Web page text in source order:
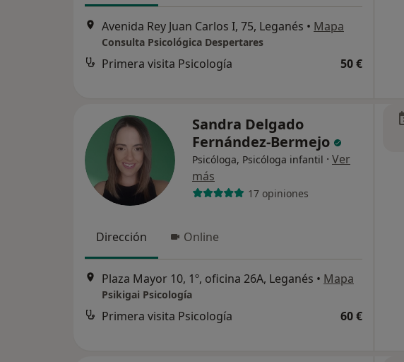
Avenida Rey Juan Carlos I, 75, Leganés • Mapa
Consulta Psicológica Despertares
Primera visita Psicología 50 €
Sandra Delgado
Fernández-Bermejo
Psicóloga, Psicóloga infantil · Ver
más
17 opiniones
Dirección Online
Plaza Mayor 10, 1º, oficina 26A, Leganés • Mapa
Psikigai Psicología
Primera visita Psicología 60 €